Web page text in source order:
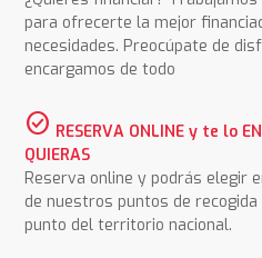
para ofrecerte la mejor
necesidades. Preocúpate de
encargamos de todo
check_circle RESERVA ONLINE y te lo
QUIERAS
Reserva online y podrás elegir
de nuestros puntos de
punto del territorio nacional.